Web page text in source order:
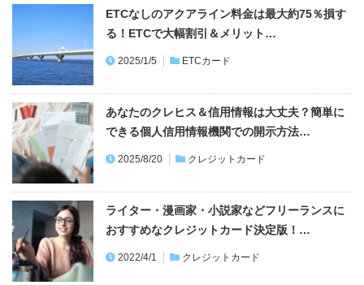
ETCなしのアクアライン料金は最大約75％損す
る！ETCで大幅割引＆メリット…
2025/1/5 ETCカード
あなたのクレヒス＆信用情報は大丈夫？簡単に
できる個人信用情報機関での開示方法…
2025/8/20 クレジットカード
ライター・漫画家・小説家などフリーランスに
おすすめなクレジットカード決定版！…
2022/4/1 クレジットカード